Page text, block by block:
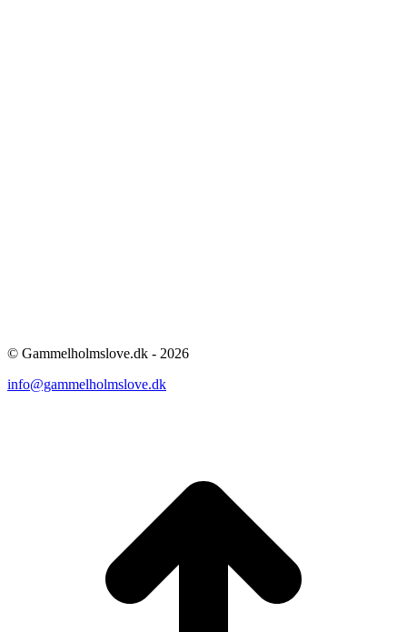
© Gammelholmslove.dk - 2026
info@gammelholmslove.dk